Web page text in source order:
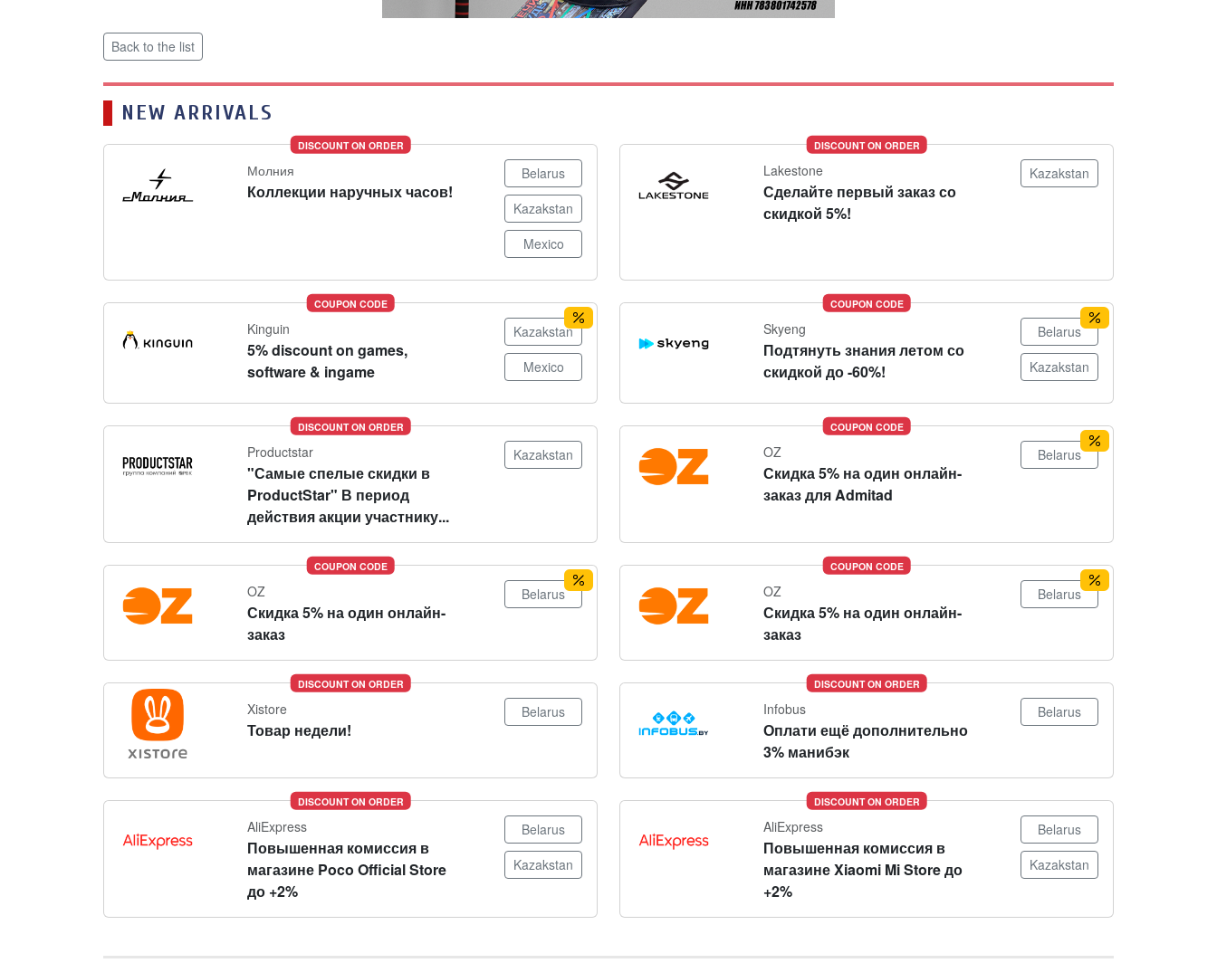
Back to the list
NEW ARRIVALS
DISCOUNT ON ORDER
Молния
Коллекции наручных часов!
Belarus
Kazakstan
Mexico
DISCOUNT ON ORDER
Lakestone
Сделайте первый заказ со
скидкой 5%!
Kazakstan
COUPON CODE
Kinguin
5% discount on games,
software & ingame
Kazakstan
Mexico
COUPON CODE
Skyeng
Подтянуть знания летом со
скидкой до -60%!
Belarus
Kazakstan
DISCOUNT ON ORDER
Productstar
"Самые спелые скидки в
ProductStar" В период
действия акции участнику...
Kazakstan
COUPON CODE
OZ
Скидка 5% на один онлайн-
заказ для Admitad
Belarus
COUPON CODE
OZ
Скидка 5% на один онлайн-
заказ
Belarus
COUPON CODE
OZ
Скидка 5% на один онлайн-
заказ
Belarus
DISCOUNT ON ORDER
Xistore
Товар недели!
Belarus
DISCOUNT ON ORDER
Infobus
Оплати ещё дополнительно
3% манибэк
Belarus
DISCOUNT ON ORDER
AliExpress
Повышенная комиссия в
магазине Poco Official Store
до +2%
Belarus
Kazakstan
DISCOUNT ON ORDER
AliExpress
Повышенная комиссия в
магазине Xiaomi Mi Store до
+2%
Belarus
Kazakstan